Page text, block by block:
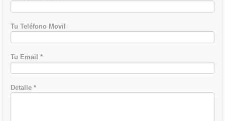
Tu Teléfono Movil
Tu Email *
Detalle *